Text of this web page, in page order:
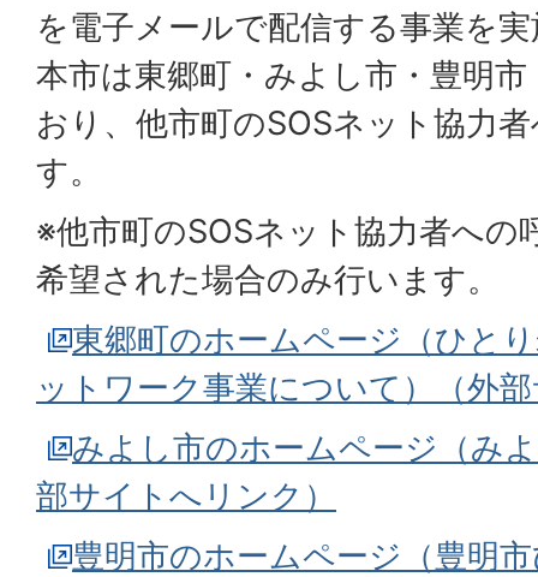
を電子メールで配信する事業を
本市は東郷町・みよし市・豊明
おり、他市町のSOSネット協力
す。
※他市町のSOSネット協力者への
希望された場合のみ行います。
東郷町のホームページ（ひと
ットワーク事業について）（外
みよし市のホームページ（み
部サイトへリンク）
豊明市のホームページ（豊明